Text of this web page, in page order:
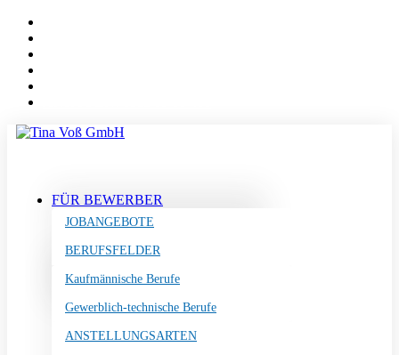
FÜR BEWERBER
JOBANGEBOTE
BERUFSFELDER
Kaufmännische Berufe
Gewerblich-technische Berufe
ANSTELLUNGSARTEN